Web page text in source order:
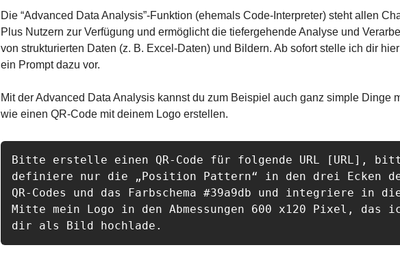
Die “Advanced Data Analysis”-Funktion (ehemals Code-Interpreter) steht allen
Plus Nutzern zur Verfügung und ermöglicht die tiefergehende Analyse und
von strukturierten Daten (z. B. Excel-Daten) und Bildern. Ab sofort stelle ich dir
ein Prompt dazu vor.
Mit der Advanced Data Analysis kannst du zum Beispiel auch ganz simple Dinge
wie einen QR-Code mit deinem Logo erstellen.
Bitte erstelle einen QR-Code für folgende URL [URL],
definiere nur die „Position Pattern“ in den drei Ecken
QR-Codes und das Farbschema #39a9db und integriere in
Mitte mein Logo in den Abmessungen 600 x120 Pixel, das
dir als Bild hochlade.